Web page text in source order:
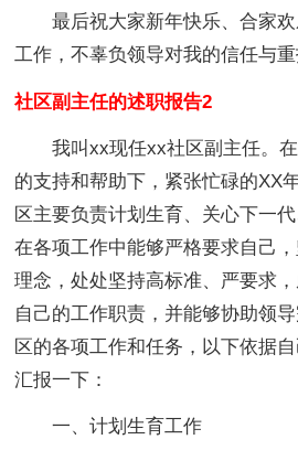
最后祝大家新年快乐、合家
工作，不辜负领导对我的信任与重
社区副主任的述职报告2
我叫xx现任xx社区副主任。
的支持和帮助下，紧张忙碌的XX
区主要负责计划生育、关心下一
在各项工作中能够严格要求自己
理念，处处坚持高标准、严要求
自己的工作职责，并能够协助领
区的各项工作和任务，以下依据
汇报一下：
一、计划生育工作